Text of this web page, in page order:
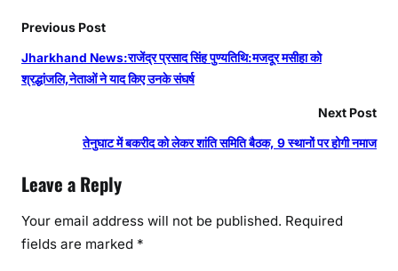
Previous Post
Jharkhand News:राजेंद्र प्रसाद सिंह पुण्यतिथि:मजदूर मसीहा को
श्रद्धांजलि,नेताओं ने याद किए उनके संघर्ष
Next Post
तेनुघाट में बकरीद को लेकर शांति समिति बैठक, 9 स्थानों पर होगी नमाज
Leave a Reply
Your email address will not be published. Required
fields are marked *